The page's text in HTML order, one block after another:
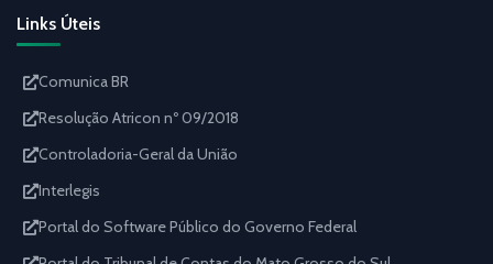
Links Úteis
Comunica BR
Resolução Atricon nº 09/2018
Controladoria-Geral da União
Interlegis
Portal do Software Público do Governo Federal